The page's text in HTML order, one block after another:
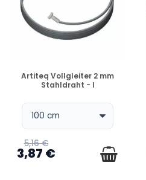
VERFÜGBAR
Artiteq Vollgleiter 2 mm
Stahldraht - l
5,16 €
3,87 €